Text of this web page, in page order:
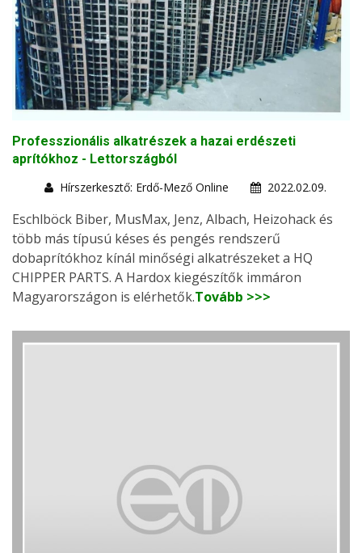
Professzionális alkatrészek a hazai erdészeti
aprítókhoz - Lettországból
Hírszerkesztő: Erdő-Mező Online
2022.02.09.
Eschlböck Biber, MusMax, Jenz, Albach, Heizohack és
több más típusú késes és pengés rendszerű
dobaprítókhoz kínál minőségi alkatrészeket a HQ
CHIPPER PARTS. A Hardox kiegészítők immáron
Magyarországon is elérhetők.Tovább >>>